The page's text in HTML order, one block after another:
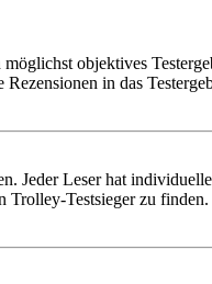
objektives
in das
Jeder Leser hat
Trolley-Testsieger zu